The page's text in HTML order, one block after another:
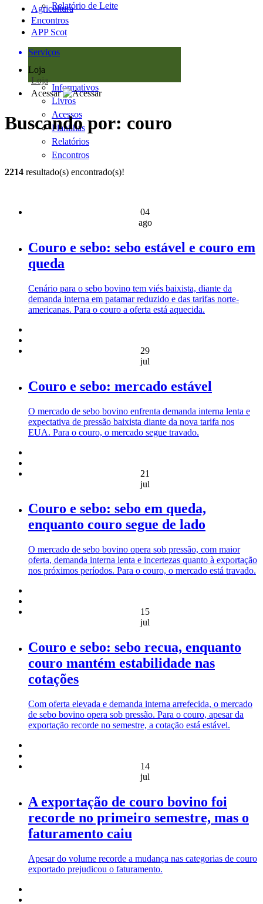
Relatório de Leite
Agricultura
Encontros
APP Scot
Serviços
Loja
Loja
Informativos
Livros
Acessos
Planilhas
Relatórios
Encontros
Acessar
Buscando por: couro
2214 resultado(s) encontrado(s)!
04
ago
Couro e sebo: sebo estável e couro em
queda
Cenário para o sebo bovino tem viés baixista, diante da
demanda interna em patamar reduzido e das tarifas norte-
americanas. Para o couro a oferta está aquecida.
29
jul
Couro e sebo: mercado estável
O mercado de sebo bovino enfrenta demanda interna lenta e
expectativa de pressão baixista diante da nova tarifa nos
EUA. Para o couro, o mercado segue travado.
21
jul
Couro e sebo: sebo em queda,
enquanto couro segue de lado
O mercado de sebo bovino opera sob pressão, com maior
oferta, demanda interna lenta e incertezas quanto à exportação
nos próximos períodos. Para o couro, o mercado está travado.
15
jul
Couro e sebo: sebo recua, enquanto
couro mantém estabilidade nas
cotações
Com oferta elevada e demanda interna arrefecida, o mercado
de sebo bovino opera sob pressão. Para o couro, apesar da
exportação recorde no semestre, a cotação está estável.
14
jul
A exportação de couro bovino foi
recorde no primeiro semestre, mas o
faturamento caiu
Apesar do volume recorde a mudança nas categorias de couro
exportado prejudicou o faturamento.